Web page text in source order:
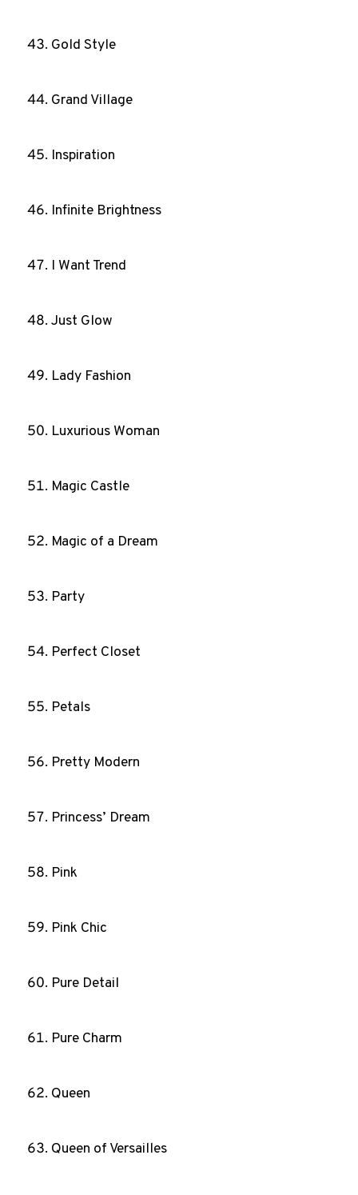
Gold Style
Grand Village
Inspiration
Infinite Brightness
I Want Trend
Just Glow
Lady Fashion
Luxurious Woman
Magic Castle
Magic of a Dream
Party
Perfect Closet
Petals
Pretty Modern
Princess’ Dream
Pink
Pink Chic
Pure Detail
Pure Charm
Queen
Queen of Versailles